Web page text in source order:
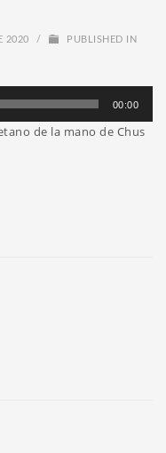
2020 /
PUBLISHED IN
00:00
de la mano de Chus